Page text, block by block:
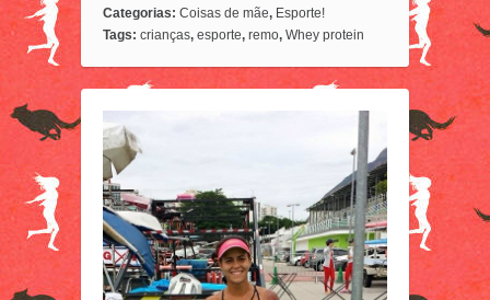
Categorias: Coisas de mãe, Esporte!
Tags: crianças, esporte, remo, Whey protein